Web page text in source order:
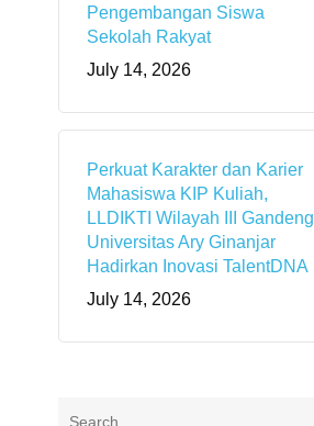
Pengembangan Siswa
Sekolah Rakyat
July 14, 2026
Perkuat Karakter dan Karier
Mahasiswa KIP Kuliah,
LLDIKTI Wilayah III Gandeng
Universitas Ary Ginanjar
Hadirkan Inovasi TalentDNA
July 14, 2026